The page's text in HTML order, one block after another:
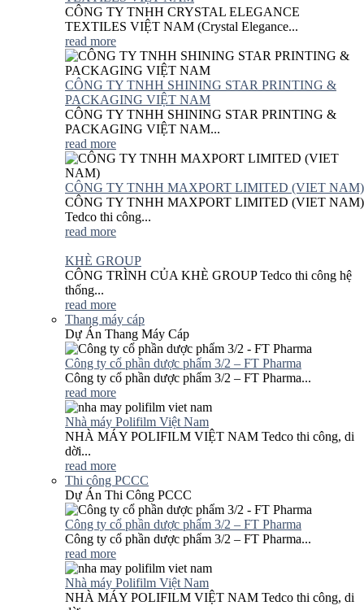
CÔNG TY TNHH CRYSTAL ELEGANCE
TEXTILES VIỆT NAM (Crystal Elegance...
read more
CÔNG TY TNHH SHINING STAR PRINTING &
PACKAGING VIỆT NAM
CÔNG TY TNHH SHINING STAR PRINTING &
PACKAGING VIỆT NAM...
read more
CÔNG TY TNHH MAXPORT LIMITED (VIET NAM)
CÔNG TY TNHH MAXPORT LIMITED (VIET NAM)
Tedco thi công...
read more
KHÈ GROUP
CÔNG TRÌNH CỦA KHÈ GROUP Tedco thi công hệ
thống...
read more
Thang máy cáp
Dự Án Thang Máy Cáp
Công ty cổ phần dược phẩm 3/2 – FT Pharma
Công ty cổ phần dược phẩm 3/2 – FT Pharma...
read more
Nhà máy Polifilm Việt Nam
NHÀ MÁY POLIFILM VIỆT NAM Tedco thi công, di
dời...
read more
Thi công PCCC
Dự Án Thi Công PCCC
Công ty cổ phần dược phẩm 3/2 – FT Pharma
Công ty cổ phần dược phẩm 3/2 – FT Pharma...
read more
Nhà máy Polifilm Việt Nam
NHÀ MÁY POLIFILM VIỆT NAM Tedco thi công, di